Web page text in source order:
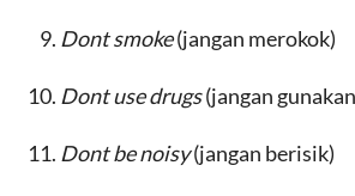
Dont smoke(jangan merokok)
Dont use drugs(jangan
Dont be noisy(jangan berisik)